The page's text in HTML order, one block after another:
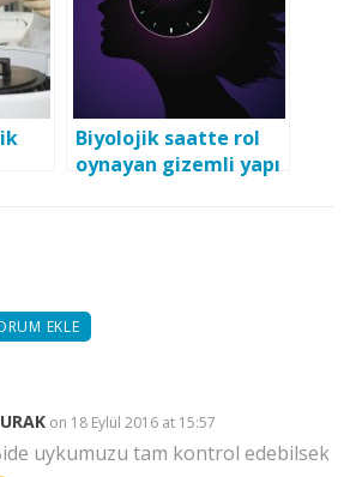
Biyolojik saatte rol
oynayan gizemli yapı
EKLE
on 18 Eylül 2016 at 15:57
uykumuzu tam kontrol edebilsek